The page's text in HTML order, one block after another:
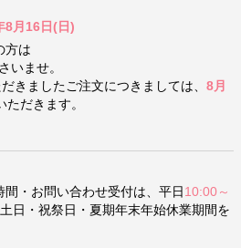
8月16日(日)
方は
いませ。
きましたご注文につきましては、 8月
だきます。
・お問い合わせ受付は、平日 10:00～
日・祝祭日・夏期年末年始休業期間を